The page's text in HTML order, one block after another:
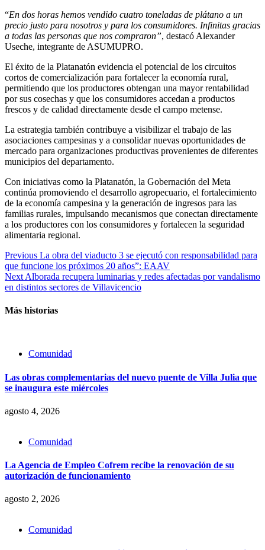
“En dos horas hemos vendido cuatro toneladas de plátano a un
precio justo para nosotros y para los consumidores. Infinitas gracias
a todas las personas que nos compraron”, destacó Alexander
Useche, integrante de ASUMUPRO.
El éxito de la Platanatón evidencia el potencial de los circuitos
cortos de comercialización para fortalecer la economía rural,
permitiendo que los productores obtengan una mayor rentabilidad
por sus cosechas y que los consumidores accedan a productos
frescos y de calidad directamente desde el campo metense.
La estrategia también contribuye a visibilizar el trabajo de las
asociaciones campesinas y a consolidar nuevas oportunidades de
mercado para organizaciones productivas provenientes de diferentes
municipios del departamento.
Con iniciativas como la Platanatón, la Gobernación del Meta
continúa promoviendo el desarrollo agropecuario, el fortalecimiento
de la economía campesina y la generación de ingresos para las
familias rurales, impulsando mecanismos que conectan directamente
a los productores con los consumidores y fortalecen la seguridad
alimentaria regional.
Continue
Reading
Previous La obra del viaducto 3 se ejecutó con responsabilidad para
que funcione los próximos 20 años”: EAAV
Next Alborada recupera luminarias y redes afectadas por vandalismo
en distintos sectores de Villavicencio
Más historias
Comunidad
Las obras complementarias del nuevo puente de Villa Julia que
se inaugura este miércoles
agosto 4, 2026
Comunidad
La Agencia de Empleo Cofrem recibe la renovación de su
autorización de funcionamiento
agosto 2, 2026
Comunidad